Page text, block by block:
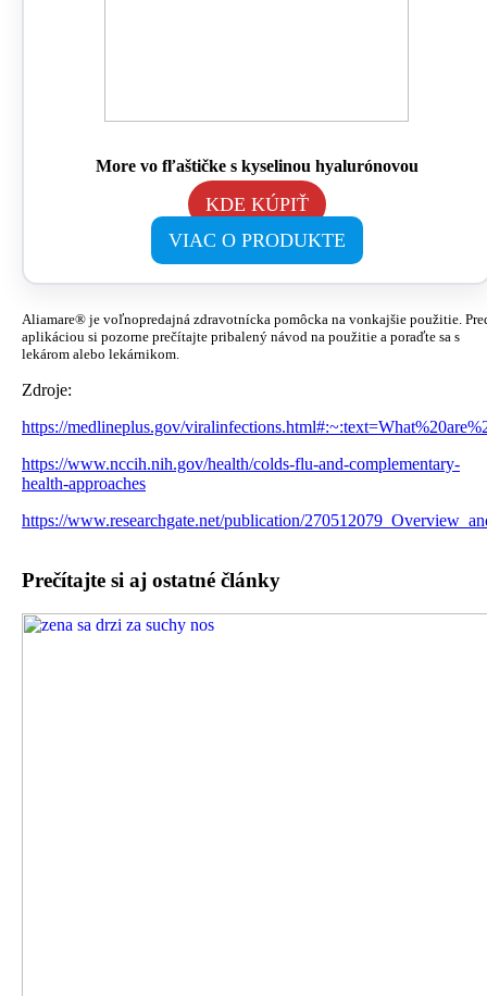
More vo fľaštičke s kyselinou hyalurónovou
KDE KÚPIŤ
VIAC O PRODUKTE
Aliamare® je voľnopredajná zdravotnícka pomôcka na vonkajšie použitie.
aplikáciou si pozorne prečítajte pribalený návod na použitie a poraďte sa s
lekárom alebo lekárnikom.
Zdroje:
https://medlineplus.gov/
https://www.nccih.nih.gov/health/colds-flu-and-complementary-
health-approaches
https://www.researchgate.net/publication/
Prečítajte si aj ostatné články